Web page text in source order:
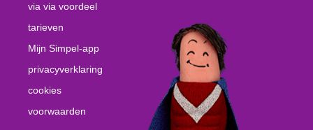
via via voordeel
tarieven
Mijn Simpel-app
privacyverklaring
cookies
voorwaarden